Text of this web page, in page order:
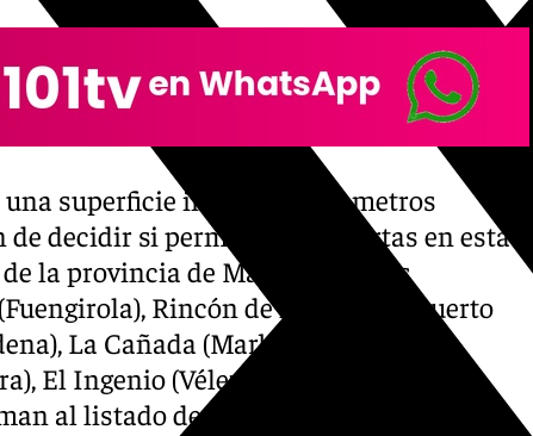
una superficie inferior a 300 metros
de decidir si permanecen abiertas en esta
de la provincia de Málaga, centros
Rincón de la Victoria, Puerto
La Cañada (Marbella), La Trocha
El Ingenio (Vélez-Málaga) y Costasol
al listado de establecimientos